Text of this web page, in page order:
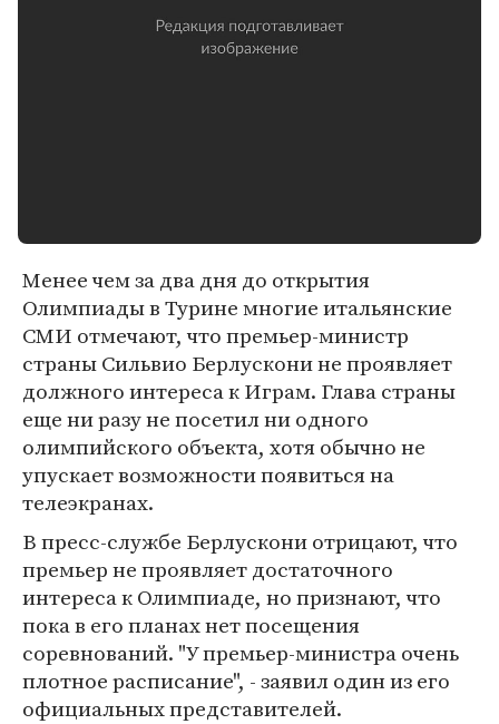
Менее чем за два дня до открытия
Олимпиады в Турине многие итальянские
СМИ отмечают, что премьер-министр
страны Сильвио Берлускони не проявляет
должного интереса к Играм. Глава страны
еще ни разу не посетил ни одного
олимпийского объекта, хотя обычно не
упускает возможности появиться на
телеэкранах.
В пресс-службе Берлускони отрицают, что
премьер не проявляет достаточного
интереса к Олимпиаде, но признают, что
пока в его планах нет посещения
соревнований. "У премьер-министра очень
плотное расписание", - заявил один из его
официальных представителей.